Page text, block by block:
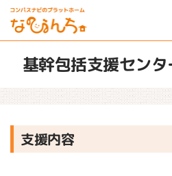
基幹包括支援セン
支援内容